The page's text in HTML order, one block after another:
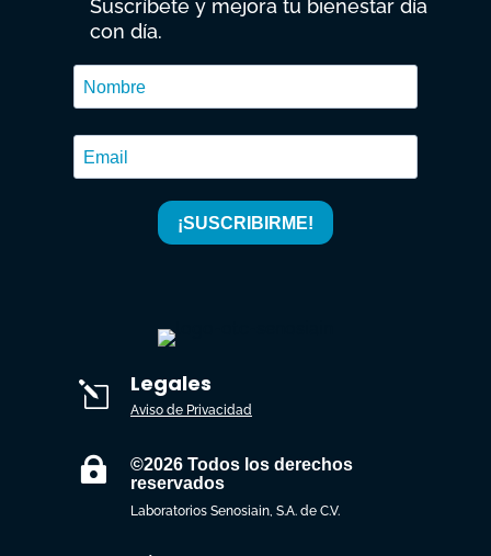
Suscríbete y mejora tu bienestar día
con día.
l Legales
Aviso de Privacidad

©2026 Todos los derechos
reservados
Laboratorios Senosiain, S.A. de C.V.